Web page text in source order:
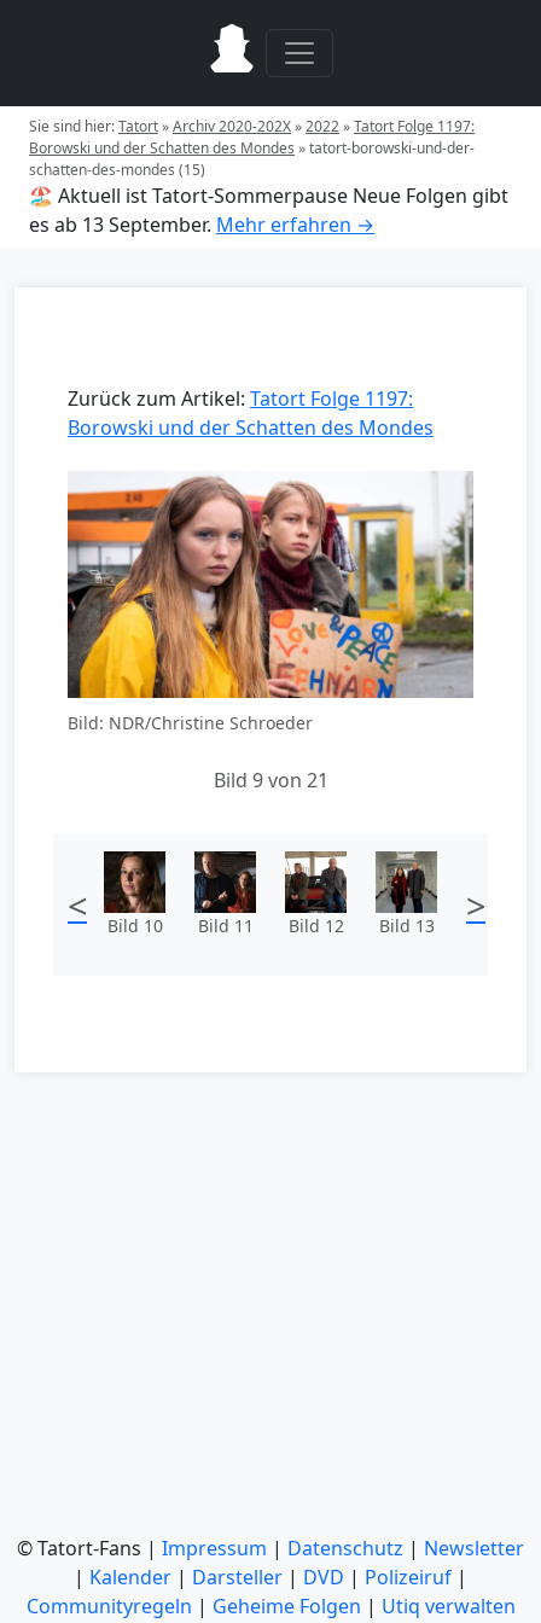
Sie sind hier:Tatort»Archiv 2020-202X»2022»Tatort Folge 1197:
Borowski und der Schatten des Mondes »tatort-borowski-und-der-
schatten-des-mondes (15)
🏖️ Aktuell ist Tatort-Sommerpause Neue Folgen gibt
es ab 13 September. Mehr erfahren →
Zurück zum Artikel: Tatort Folge 1197:
Borowski und der Schatten des Mondes
Bild: NDR/Christine Schroeder
Bild 9 von 21
< Bild 10 Bild 11 Bild 12 Bild 13 >
© Tatort-Fans | Impressum | Datenschutz | Newsletter
| Kalender | Darsteller | DVD | Polizeiruf |
Communityregeln | Geheime Folgen | Utiq verwalten